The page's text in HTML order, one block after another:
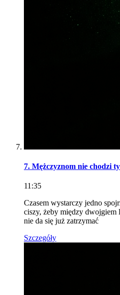
7. Mężczyznom nie chodzi
11:35
Czasem wystarczy jedno
ciszy, żeby między dwojgiem
nie da się już zatrzymać
Szczegóły